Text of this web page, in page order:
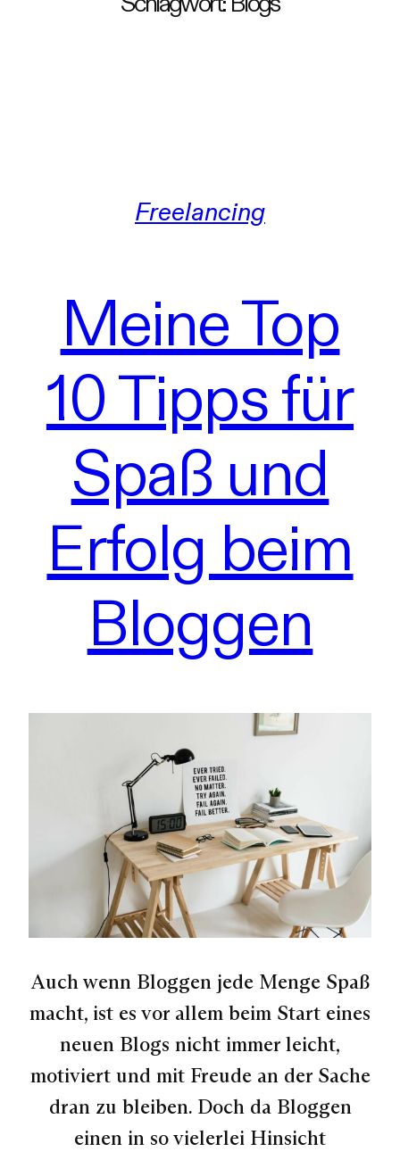
Freelancing
Meine Top
10 Tipps für
Spaß und
Erfolg beim
Bloggen
Auch wenn Bloggen jede Menge Spaß
macht, ist es vor allem beim Start eines
neuen Blogs nicht immer leicht,
motiviert und mit Freude an der Sache
dran zu bleiben. Doch da Bloggen
einen in so vielerlei Hinsicht